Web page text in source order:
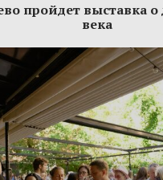
пройдет выставка о
века